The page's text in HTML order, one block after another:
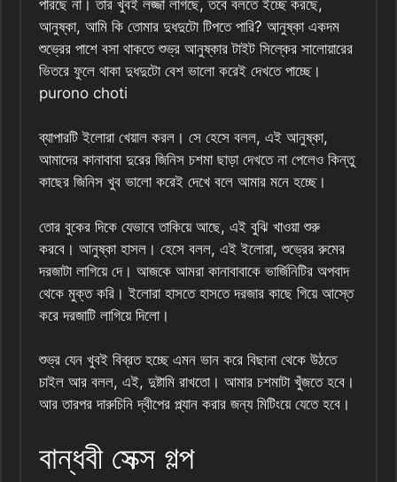
পারছে না। তার খুবই লজ্জা লাগছে, তবে বলতে ইচ্ছে করছে,
আনুষ্কা, আমি কি তোমার দুধদুটো টিপতে পারি? আনুষ্কা একদম
শুভ্রের পাশে বসা থাকতে শুভ্র আনুষ্কার টাইট সিল্কের সালোয়ারের
ভিতরে ফুলে থাকা দুধদুটো বেশ ভালো করেই দেখতে পাচ্ছে।
purono choti
ব্যাপারটি ইলোরা খেয়াল করল। সে হেসে বলল, এই আনুষ্কা,
আমাদের কানাবাবা দুরের জিনিস চশমা ছাড়া দেখতে না পেলেও কিন্তু
কাছের জিনিস খুব ভালো করেই দেখে বলে আমার মনে হচ্ছে।
তোর বুকের দিকে যেভাবে তাকিয়ে আছে, এই বুঝি খাওয়া শুরু
করবে। আনুষ্কা হাসল। হেসে বলল, এই ইলোরা, শুভ্রের রুমের
দরজাটা লাগিয়ে দে। আজকে আমরা কানাবাবাকে ভার্জিনিটির অপবাদ
থেকে মুক্ত করি। ইলোরা হাসতে হাসতে দরজার কাছে গিয়ে আস্তে
করে দরজাটি লাগিয়ে দিলো।
শুভ্র যেন খুবই বিব্রত হচ্ছে এমন ভান করে বিছানা থেকে উঠতে
চাইল আর বলল, এই, দুষ্টামি রাখতো। আমার চশমাটা খুঁজতে হবে।
আর তারপর দারুচিনি দ্বীপের প্ল্যান করার জন্য মিটিংয়ে যেতে হবে।
বান্ধবী সেক্স গল্প